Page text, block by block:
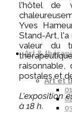
Art &
Art et
l'hôtel de
Yves
Stand-Art,
valeur du
postales et
L'exposition
à 18 h.